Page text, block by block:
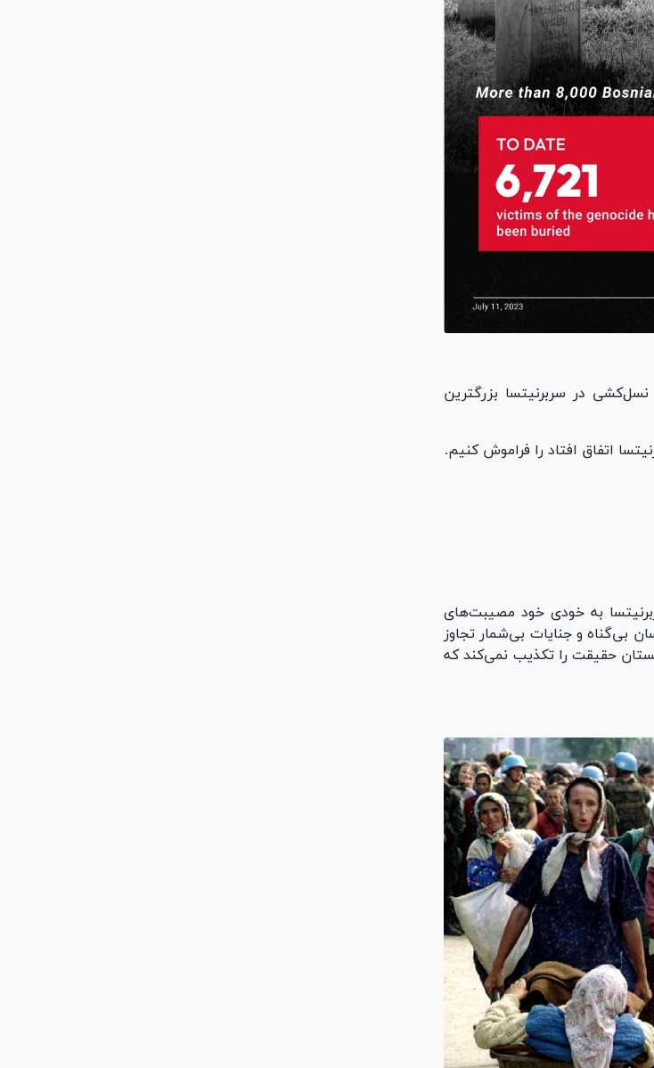
در سربرنیتسا بزرگترین
اتفاق افتاد را فراموش کنیم.
به خودی خود مصیبت‌های
را در خود جای داده است؛ روزی که قتل ۸ هزار و ۳۷۲ انسان بی‌گناه و جنایات بی‌شمار تجاوز
حقیقت را تکذیب نمی‌کند که